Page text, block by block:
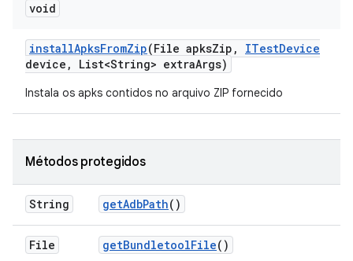
void
installApksFromZip(File apksZip , ITestDevice
device , List<String> extraArgs)
Instala os apks contidos no arquivo ZIP fornecido
Métodos protegidos
String getAdbPath()
File getBundletoolFile()